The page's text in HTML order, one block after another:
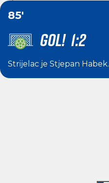
85'
GOL! 1:2
Strijelac je Stjepan Habek.